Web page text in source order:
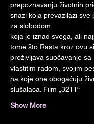
prepoznavanju životnih
snazi koja prevazilazi sve
za slobodom
koja je iznad svega, ali
tome što Rasta kroz ovu
proživljava suočavanje sa
vlastitim radom, svojim
na koje one obogaćuju
slušalaca. Film „3211“
Show More